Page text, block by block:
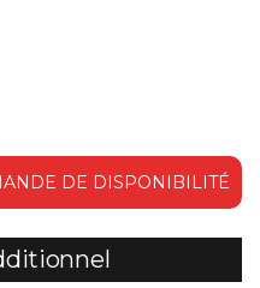
DE DISPONIBILITÉ